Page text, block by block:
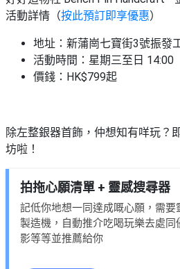
活動詳情（按此預訂即享優惠）
地址：新蒲崗七寶街3號振發
活動時間：星期三至日 14:00
價錢：HK$799起
除左整銀器首飾，仲想知有咩玩？
坊啦！
拍拖心願清單 + 靈感搜尋器
記低你地想一同達成嘅心願，需
製造機，自動推介吃喝玩樂去處
影等等並推薦給你